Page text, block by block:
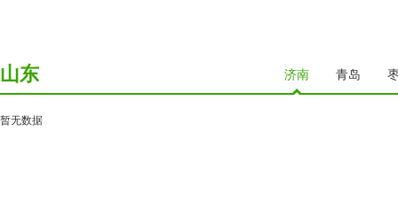
山东 济南 青岛
暂无数据